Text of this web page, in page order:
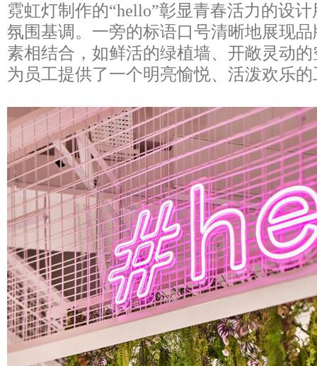
霓虹灯制作的“hello”彰显青春活力的设
氛围基调。一旁的标语口号清晰地展现
素相结合，如鲜活的绿植墙、开敞灵动
为员工提供了一个明亮愉悦、活泼欢乐